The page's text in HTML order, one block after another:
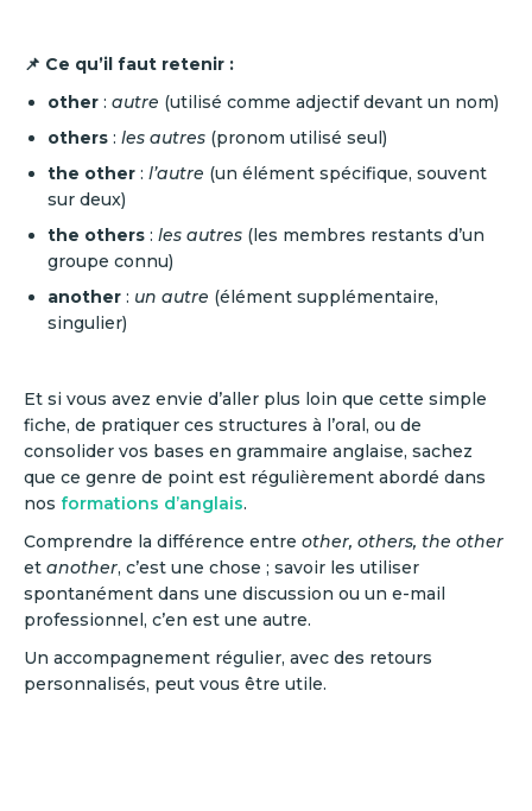
📌 Ce qu’il faut retenir :
other : autre (utilisé comme adjectif devant un nom)
others : les autres (pronom utilisé seul)
the other : l’autre (un élément spécifique, souvent
sur deux)
the others : les autres (les membres restants d’un
groupe connu)
another : un autre (élément supplémentaire,
singulier)
Et si vous avez envie d’aller plus loin que cette simple
fiche, de pratiquer ces structures à l’oral, ou de
consolider vos bases en grammaire anglaise, sachez
que ce genre de point est régulièrement abordé dans
nos formations d’anglais.
Comprendre la différence entre other, others, the other
et another, c’est une chose ; savoir les utiliser
spontanément dans une discussion ou un e-mail
professionnel, c’en est une autre.
Un accompagnement régulier, avec des retours
personnalisés, peut vous être utile.